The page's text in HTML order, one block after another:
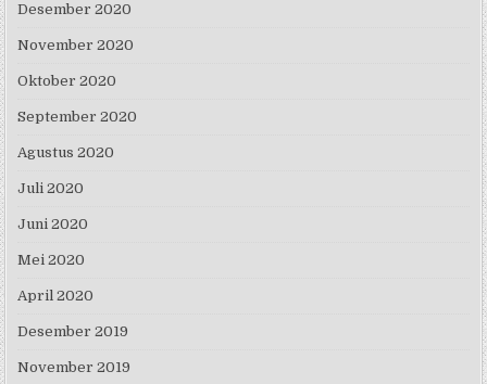
Desember 2020
November 2020
Oktober 2020
September 2020
Agustus 2020
Juli 2020
Juni 2020
Mei 2020
April 2020
Desember 2019
November 2019